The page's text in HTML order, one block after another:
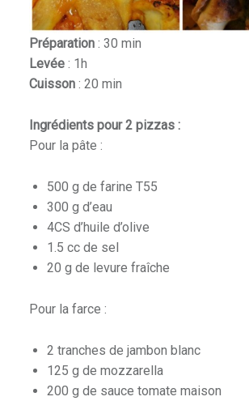
Préparation: 30 min
Levée: 1h
Cuisson: 20 min
Ingrédients pour 2 pizzas :
Pour la pâte :
500 g de farine T55
300 g d’eau
4CS d’huile d’olive
1.5 cc de sel
20 g de levure fraîche
Pour la farce :
2 tranches de jambon blanc
125 g de mozzarella
200 g de sauce tomate maison